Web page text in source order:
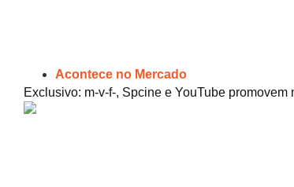
Acontece no Mercado
Exclusivo: m-v-f-, Spcine e YouTube